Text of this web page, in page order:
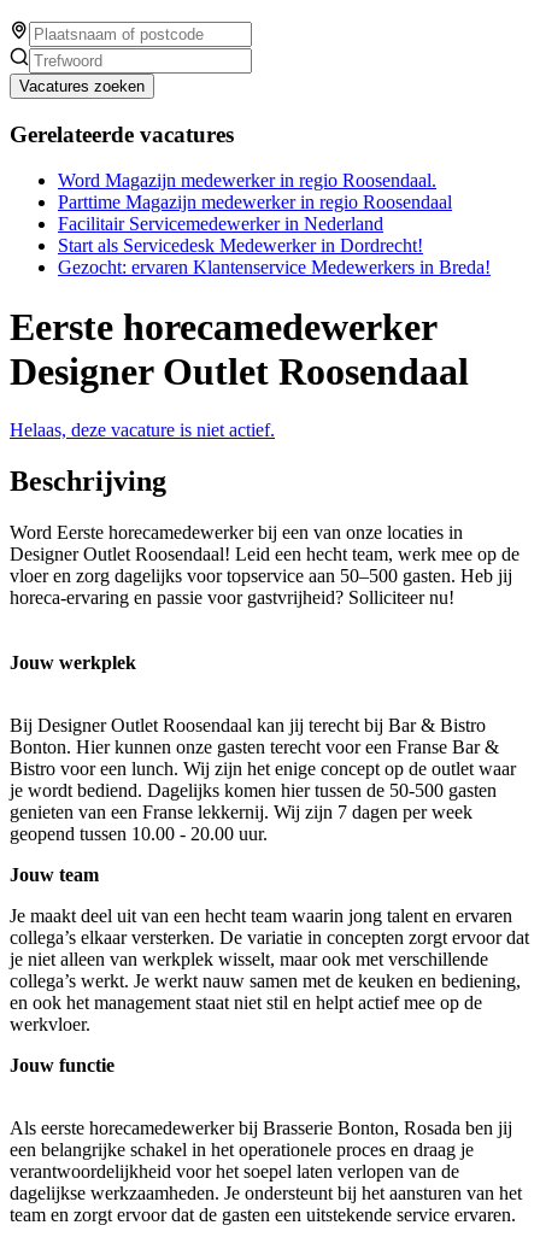
Vacatures zoeken
Gerelateerde vacatures
Word Magazijn medewerker in regio Roosendaal.
Parttime Magazijn medewerker in regio Roosendaal
Facilitair Servicemedewerker in Nederland
Start als Servicedesk Medewerker in Dordrecht!
Gezocht: ervaren Klantenservice Medewerkers in Breda!
Eerste horecamedewerker
Designer Outlet Roosendaal
Helaas, deze vacature is niet actief.
Beschrijving
Word Eerste horecamedewerker bij een van onze locaties in
Designer Outlet Roosendaal! Leid een hecht team, werk mee op de
vloer en zorg dagelijks voor topservice aan 50–500 gasten. Heb jij
horeca-ervaring en passie voor gastvrijheid? Solliciteer nu!
Jouw werkplek
Bij Designer Outlet Roosendaal kan jij terecht bij Bar & Bistro
Bonton. Hier kunnen onze gasten terecht voor een Franse Bar &
Bistro voor een lunch. Wij zijn het enige concept op de outlet waar
je wordt bediend. Dagelijks komen hier tussen de 50-500 gasten
genieten van een Franse lekkernij. Wij zijn 7 dagen per week
geopend tussen 10.00 - 20.00 uur.
Jouw team
Je maakt deel uit van een hecht team waarin jong talent en ervaren
collega’s elkaar versterken. De variatie in concepten zorgt ervoor dat
je niet alleen van werkplek wisselt, maar ook met verschillende
collega’s werkt. Je werkt nauw samen met de keuken en bediening,
en ook het management staat niet stil en helpt actief mee op de
werkvloer.
Jouw functie
Als eerste horecamedewerker bij Brasserie Bonton, Rosada ben jij
een belangrijke schakel in het operationele proces en draag je
verantwoordelijkheid voor het soepel laten verlopen van de
dagelijkse werkzaamheden. Je ondersteunt bij het aansturen van het
team en zorgt ervoor dat de gasten een uitstekende service ervaren.